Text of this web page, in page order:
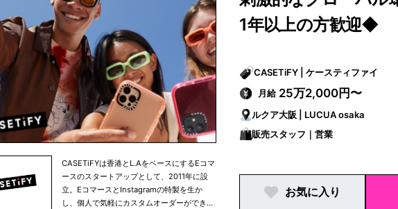
組が優良であると経済産業省及び厚生労働省
が認めるものです。今後も従業員全員の健康
の保持・増進に取り組んでまいります。
＜株式会社ｉＤＡ 健康宣言＞ 当社は従業員
全員が心身ともに健康的な生活を送り、 ひと
りひとりの個性や能力を最大限に発揮できる
職場環境の構築を目指し以下を宣言します。
・経営者自身が率先して、健康づくりに取り
組みます ・社員のヘルスリテラシー向上に努
めます ・メンタルヘルス対策に取り組みます
・感染症予防対策を引き続き行います ・乳が
ん、子宮頸がんの予防啓もうを行います ・従
業員の喫煙率低下に取り組みます
CASETiFYは香港とL.AをベースにするEコマ
ースのスタートアップとして、2011年に設
立。EコマースとInstagramの特製を生か
し、個人で気軽にカスタムオーダーができる
1年以上の方歓迎◆
CASETiFY | ケースティファイ
月給 25万2,000円〜
ルクア大阪 | LUCUA osaka
販売スタッフ｜営業
お気に入り